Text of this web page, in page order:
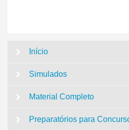
Início
Simulados
Material Completo
Preparatórios para